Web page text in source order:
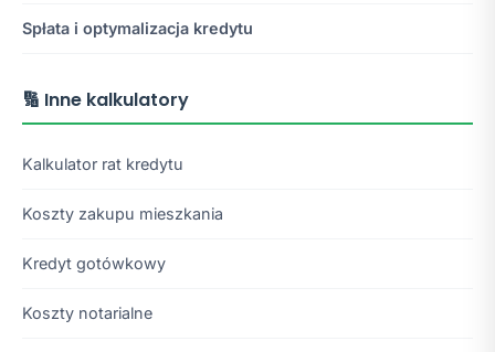
Spłata i optymalizacja kredytu
🔢 Inne kalkulatory
Kalkulator rat kredytu
Koszty zakupu mieszkania
Kredyt gotówkowy
Koszty notarialne